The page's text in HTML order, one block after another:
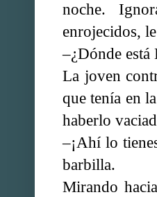
noche.
enrojecidos,
–¿Dónde está
La joven
que tenía en
haberlo
–¡Ahí lo
barbilla.
Mirando